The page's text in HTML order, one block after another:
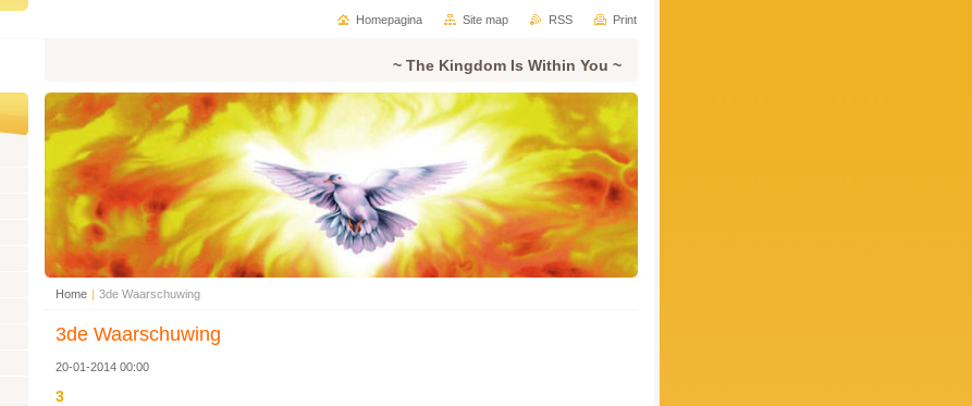
~ The Kingdom Is Within You ~
Home | 3de Waarschuwing
3de Waarschuwing
20-01-2014 00:00
3
Homepagina Site map RSS Print